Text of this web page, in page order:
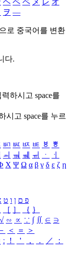
ヘ ベ ペ メ レ オ
ヲ ―
로 중국어를 변환
다.
하시고 space를
시고 space를 누르
ㅴ ㅵ ㅶ ㅷ ㅸ
ㅹ
ㆉ ㆊ ㆋ ㆌ ㆍ
ㆎ
Χ Ψ Ω α β γ δ ε ζ η
פ ם ן ו ט
［ ］ ｛ ｝
√ ∽ ∝ ∵ ∫ ∬ ∈ ∋
－ ＜ ＝
＞
ː ！ ＇ ， ． ／
：